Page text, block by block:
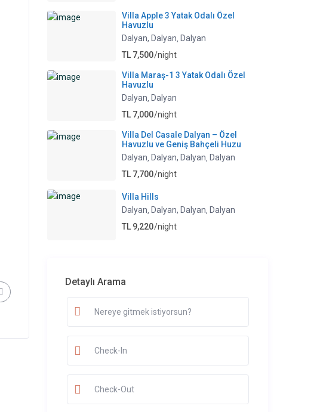
Villa Apple 3 Yatak Odalı Özel
Havuzlu
Dalyan, Dalyan, Dalyan
TL 7,500/night
Villa Maraş-1 3 Yatak Odalı Özel
Havuzlu
Dalyan, Dalyan
TL 7,000/night
Villa Del Casale Dalyan – Özel
Havuzlu ve Geniş Bahçeli Huzu
Dalyan, Dalyan, Dalyan, Dalyan
TL 7,700/night
Villa Hills
Dalyan, Dalyan, Dalyan, Dalyan
TL 9,220/night
Detaylı Arama